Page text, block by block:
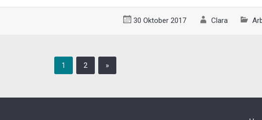
30 Oktober 2017 Clara
1 2 »